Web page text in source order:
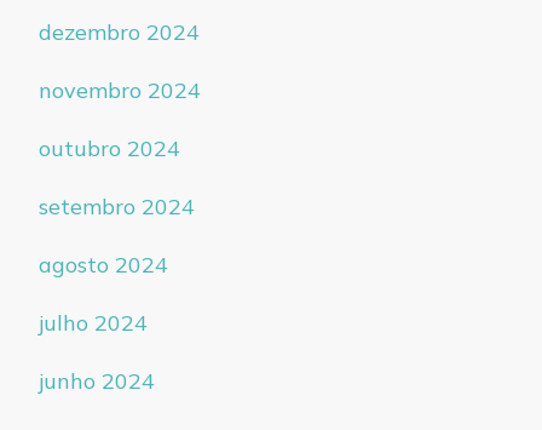
dezembro 2024
novembro 2024
outubro 2024
setembro 2024
agosto 2024
julho 2024
junho 2024